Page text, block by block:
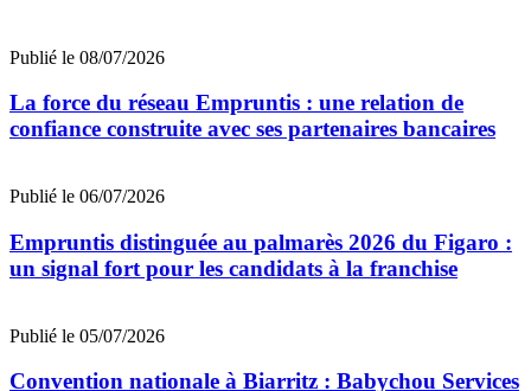
Publié le 08/07/2026
La force du réseau Empruntis : une relation de
confiance construite avec ses partenaires bancaires
Publié le 06/07/2026
Empruntis distinguée au palmarès 2026 du Figaro :
un signal fort pour les candidats à la franchise
Publié le 05/07/2026
Convention nationale à Biarritz : Babychou Services